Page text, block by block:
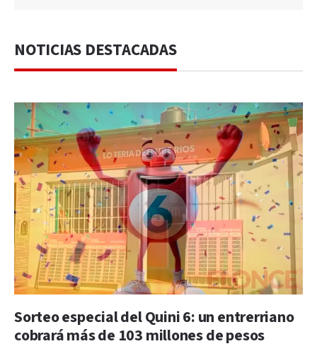
NOTICIAS DESTACADAS
Sorteo especial del Quini 6: un entrerriano
cobrará más de 103 millones de pesos